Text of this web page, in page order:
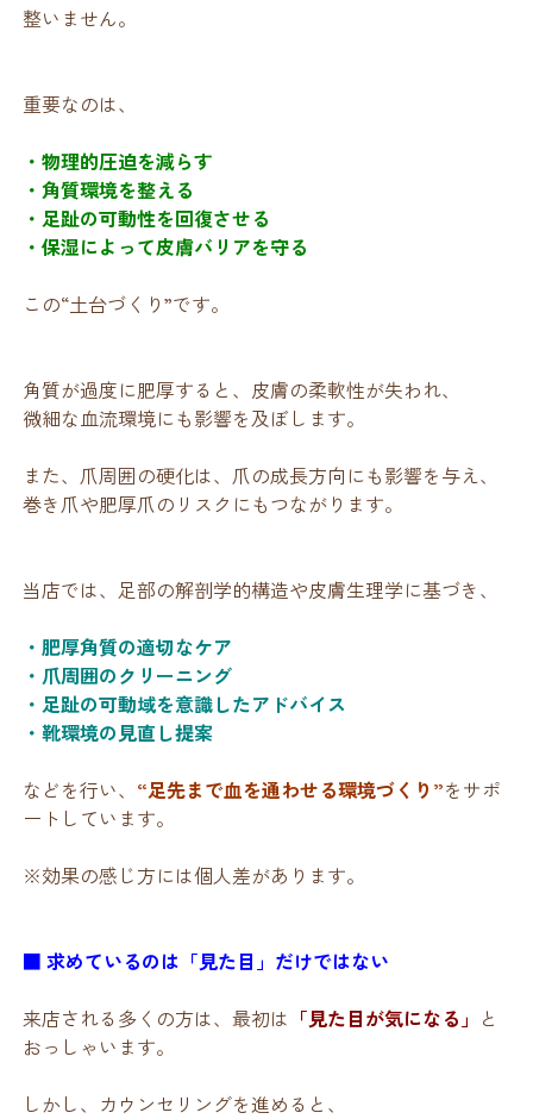
整いません。
重要なのは、
・物理的圧迫を減らす
・角質環境を整える
・足趾の可動性を回復させる
・保湿によって皮膚バリアを守る
この“土台づくり”です。
角質が過度に肥厚すると、皮膚の柔軟性が失われ、
微細な血流環境にも影響を及ぼします。
また、爪周囲の硬化は、爪の成長方向にも影響を与え、
巻き爪や肥厚爪のリスクにもつながります。
当店では、足部の解剖学的構造や皮膚生理学に基づき、
・肥厚角質の適切なケア
・爪周囲のクリーニング
・足趾の可動域を意識したアドバイス
・靴環境の見直し提案
などを行い、 “足先まで血を通わせる環境づくり”をサポ
ートしています。
※効果の感じ方には個人差があります。
■ 求めているのは「見た目」だけではない
来店される多くの方は、最初は 「見た目が気になる」 と
おっしゃいます。
しかし、カウンセリングを進めると、